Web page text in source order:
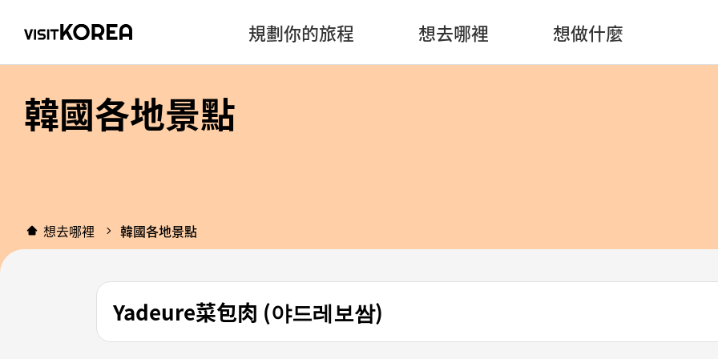
規劃你的旅程 想去哪裡 想做什麼
韓國各地景點
想去哪裡 韓國各地景點
Yadeure菜包肉 (야드레보쌈)